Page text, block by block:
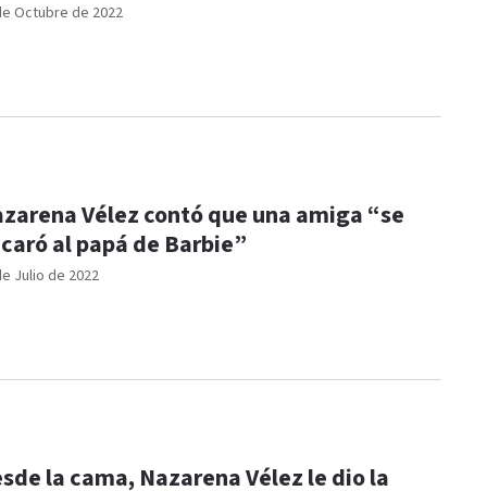
Octubre de 2022
Julio de 2022
Vélez contó que una amiga “se
al papá de Barbie”
la cama, Nazarena Vélez le dio la